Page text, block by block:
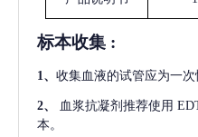
标本收集 :
1 、 收集血液的试管应为一次
2、 血浆抗凝剂推荐使用
本。